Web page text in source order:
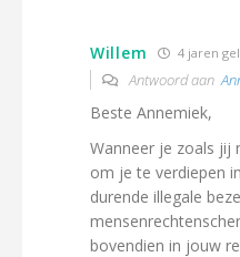
Willem 4 jaren
Antwoord aan
Beste Annemiek,
Wanneer je zoals jij
om je te verdiepen
durende illegale
bovendien in jouw